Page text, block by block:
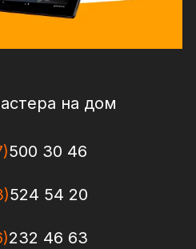
на дом
500 30 46
524 54 20
232 46 63